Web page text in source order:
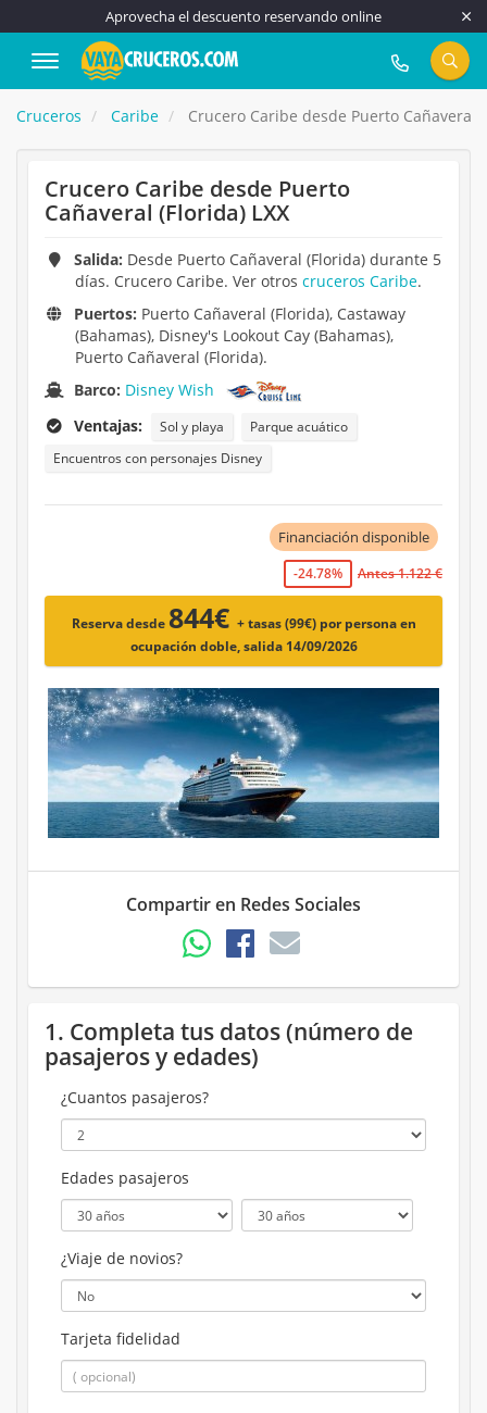
Aprovecha el descuento reservando online
917 815 555
Cruceros Caribe Crucero Caribe desde Puerto Cañaveral
Crucero Caribe desde Puerto
Cañaveral (Florida) LXX
Salida: Desde Puerto Cañaveral (Florida) durante 5
días. Crucero Caribe. Ver otros cruceros Caribe.
Puertos: Puerto Cañaveral (Florida), Castaway
(Bahamas), Disney's Lookout Cay (Bahamas),
Puerto Cañaveral (Florida).
Barco: Disney Wish
Ventajas:
Sol y playa
Parque acuático
Encuentros con personajes Disney
Financiación disponible
-24.78% Antes 1.122 €
Reserva desde 844€ + tasas (99€) por persona en
ocupación doble, salida 14/09/2026
Compartir en Redes Sociales
1. Completa tus datos (número de
pasajeros y edades)
¿Cuantos pasajeros?
Edades pasajeros
¿Viaje de novios?
Tarjeta fidelidad